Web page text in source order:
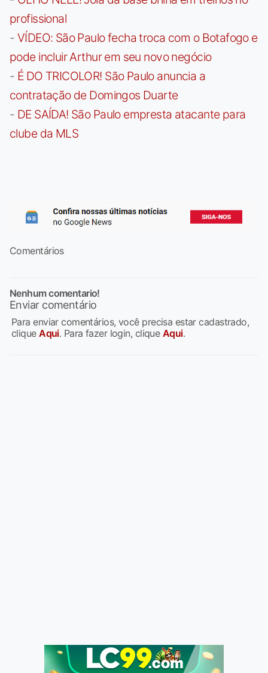
profissional
- VÍDEO: São Paulo fecha troca com o Botafogo e
pode incluir Arthur em seu novo negócio
- É DO TRICOLOR! São Paulo anuncia a
contratação de Domingos Duarte
- DE SAÍDA! São Paulo empresta atacante para
clube da MLS
Comentários
Nenhum comentario!
Enviar comentário
Para enviar comentários, você precisa estar cadastrado,
cliqueAqui. Para fazer login, clique Aqui.